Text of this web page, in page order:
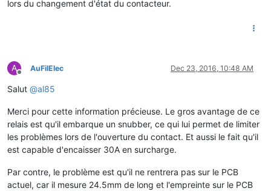
lors du changement d'état du contacteur.
A
Offline
AuFilElec Dec 23, 2016, 10:48 AM
Salut @al85
Merci pour cette information précieuse. Le gros avantage de ce
relais est qu'il embarque un snubber, ce qui lui permet de limiter
les problèmes lors de l'ouverture du contact. Et aussi le fait qu'il
est capable d'encaisser 30A en surcharge.
Par contre, le problème est qu'il ne rentrera pas sur le PCB
actuel, car il mesure 24.5mm de long et l'empreinte sur le PCB